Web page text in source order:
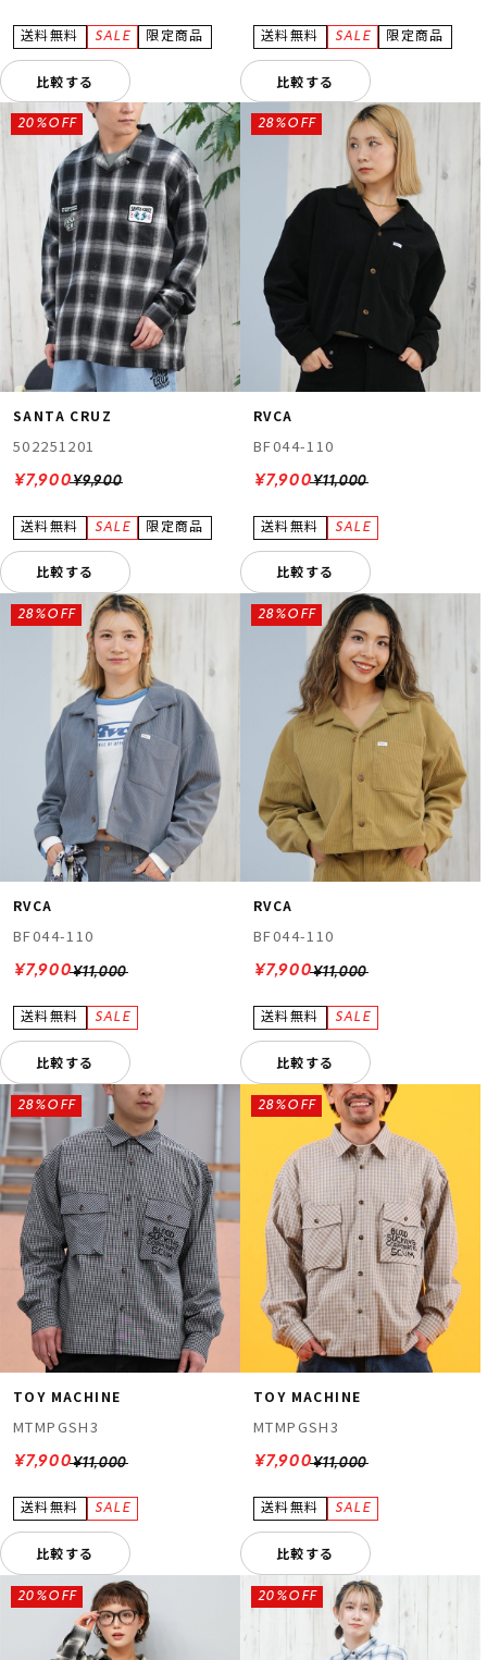
比較する 比較する
SANTA CRUZ
502251201
¥9,900
20%OFF
¥7,900
比較する
RVCA
BF044-110
¥11,000
28%OFF
¥7,900
比較する
RVCA
BF044-110
¥11,000
28%OFF
¥7,900
比較する
RVCA
BF044-110
¥11,000
28%OFF
¥7,900
比較する
TOY MACHINE
MTMPGSH3
¥11,000
28%OFF
¥7,900
比較する
TOY MACHINE
MTMPGSH3
¥11,000
28%OFF
¥7,900
比較する
20%OFF 20%OFF